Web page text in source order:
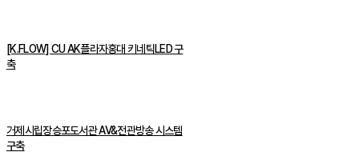
[K.FLOW] CU AK플라자홍대 키네틱LED 구
축
거제시립장승포도서관 AV&전관방송 시스템
구축